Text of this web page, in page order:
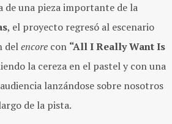
de una pieza importante de la
, el proyecto regresó al escenario
delencore con “All I Really Want Is
la cereza en el pastel y con una
lanzándose sobre nosotros
de la pista.